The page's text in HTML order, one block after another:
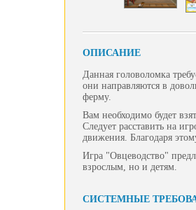
ОПИСАНИЕ
Данная головоломка
они направляются в
ферму.
Вам необходимо будет
Следует расставить на
движения. Благодаря
Игра "Овцеводство"
взрослым, но и детям.
СИСТЕМНЫЕ